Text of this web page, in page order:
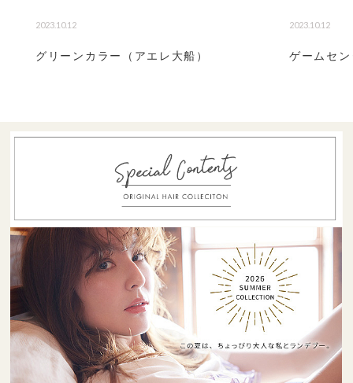
2023.10.12
グリーンカラー（アエレ大船）
2023.10.12
ゲームセ